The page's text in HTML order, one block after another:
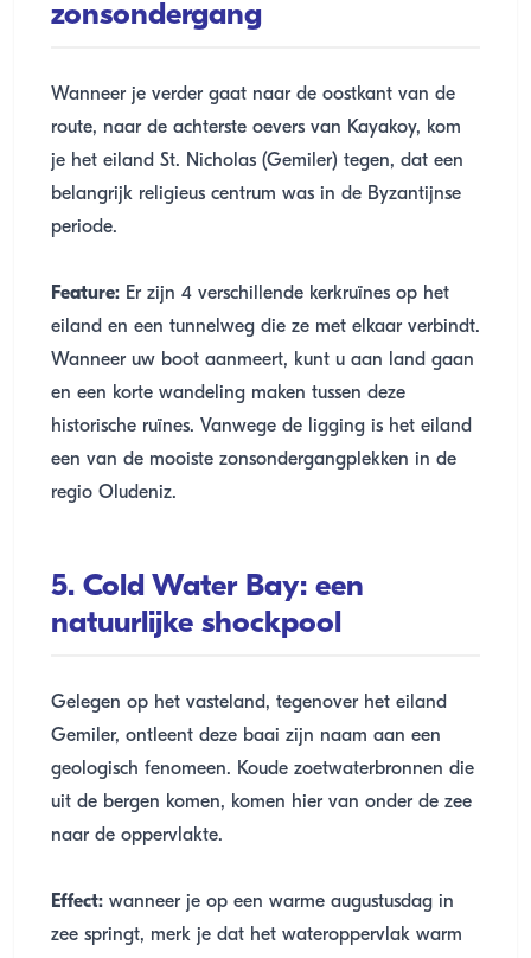
zonsondergang
Wanneer je verder gaat naar de oostkant van de
route, naar de achterste oevers van Kayakoy, kom
je het eiland St. Nicholas (Gemiler) tegen, dat een
belangrijk religieus centrum was in de Byzantijnse
periode.
Feature: Er zijn 4 verschillende kerkruïnes op het
eiland en een tunnelweg die ze met elkaar verbindt.
Wanneer uw boot aanmeert, kunt u aan land gaan
en een korte wandeling maken tussen deze
historische ruïnes. Vanwege de ligging is het eiland
een van de mooiste zonsondergangplekken in de
regio Oludeniz.
5. Cold Water Bay: een
natuurlijke shockpool
Gelegen op het vasteland, tegenover het eiland
Gemiler, ontleent deze baai zijn naam aan een
geologisch fenomeen. Koude zoetwaterbronnen die
uit de bergen komen, komen hier van onder de zee
naar de oppervlakte.
Effect: wanneer je op een warme augustusdag in
zee springt, merk je dat het wateroppervlak warm